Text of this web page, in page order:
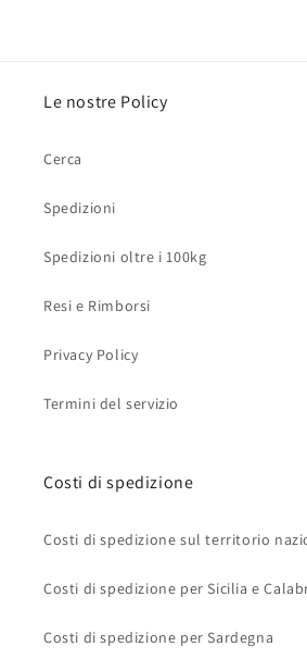
Le nostre Policy
Cerca
Spedizioni
Spedizioni oltre i 100kg
Resi e Rimborsi
Privacy Policy
Termini del servizio
Costi di spedizione
Costi di spedizione sul territorio
Costi di spedizione per Sicilia e
Costi di spedizione per Sardegna